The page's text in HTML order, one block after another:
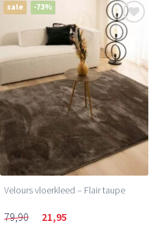
sale -73%
Velours vloerkleed – Flair taupe
79,90 21,95